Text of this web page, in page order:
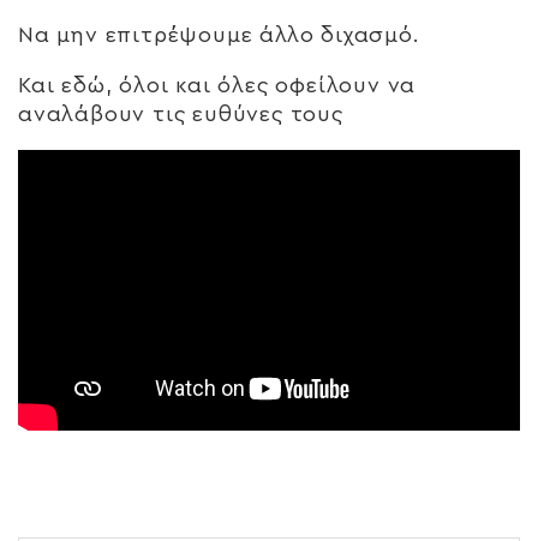
Να μην επιτρέψουμε άλλο διχασμό.
Και εδώ, όλοι και όλες οφείλουν να
αναλάβουν τις ευθύνες τους